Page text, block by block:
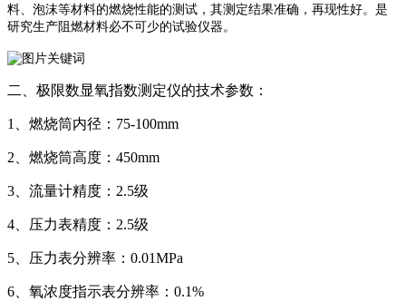
料、泡沫等材料的燃烧性能的测试，其测定结果准确，再现性好。是
研究生产阻燃材料必不可少的试验仪器。
二、极限数显氧指数测定仪的技术参数：
1、燃烧筒内径：75-100mm
2、燃烧筒高度：450mm
3、流量计精度：2.5级
4、压力表精度：2.5级
5、压力表分辨率：0.01MPa
6、氧浓度指示表分辨率：0.1%